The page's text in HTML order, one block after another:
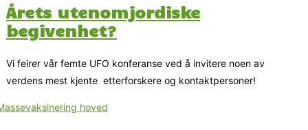
Årets utenomjordiske
begivenhet?
Vi feirer vår femte UFO konferanse ved å invitere noen av
verdens mest kjente etterforskere og kontaktpersoner!